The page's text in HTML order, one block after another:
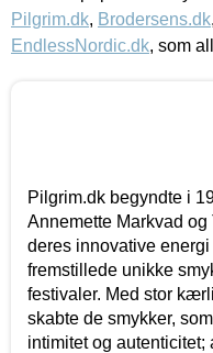
Pilgrim.dk, Brodersens.dk,
EndlessNordic.dk, som
Pilgrim.dk begyndte i
Annemette Markvad
deres innovative
fremstillede unikke
festivaler. Med stor
skabte de smykker,
intimitet og